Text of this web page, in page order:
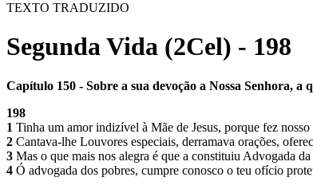
TEXTO TRADUZIDO
Segunda Vida (2Cel) - 198
Capítulo 150 - Sobre a sua devoção a Nossa Senhora,
198
1 Tinha um amor indizível à Mãe de Jesus, porque fez
2 Cantava-lhe Louvores especiais, derramava orações,
3 Mas o que mais nos alegra é que a constituiu Advogada
4 Ó advogada dos pobres, cumpre conosco o teu ofício